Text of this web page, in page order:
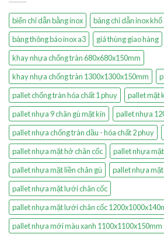
biển chỉ dẫn bằng inox
bảng chỉ dẫn inox khổ
bảng thông báo inox a3
giá thùng giao hàng
khay nhựa chống tràn 680x680x150mm
khay nhựa chống tràn 1300x1300x150mm
pallet chống tràn hóa chất 1 phuy
pallet mặt
pallet nhựa 9 chân gù mặt kín
pallet nhựa
pallet nhựa chống tràn dầu - hóa chất 2 phuy
pallet nhựa mặt hở chân cốc
pallet nhựa
pallet nhựa mặt liền chân gù
pallet nhựa
pallet nhựa mặt lưới chân cốc
pallet nhựa mặt lưới chân cốc
pallet nhựa mới màu xanh 1100x1100x150mm